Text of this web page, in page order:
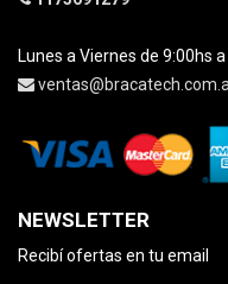
Lunes a Viernes de 9:00hs
NEWSLETTER
Recibí ofertas en tu email